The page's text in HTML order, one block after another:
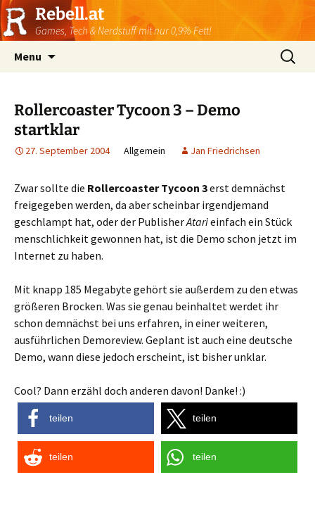
Rebell.at
Games, Tech & Nerdstuff mit nur 0,9% Fett!
Menu
Suchen
nach:
Rollercoaster Tycoon 3 – Demo
startklar
27. September 2004 Allgemein Jan Friedrichsen
Zwar sollte die Rollercoaster Tycoon 3erst demnächst
freigegeben werden, da aber scheinbar irgendjemand
geschlampt hat, oder der PublisherAtarieinfach ein Stück
menschlichkeit gewonnen hat, ist die Demo schon jetzt im
Internet zu haben.
Mit knapp 185 Megabyte gehört sie außerdem zu den etwas
größeren Brocken. Was sie genau beinhaltet werdet ihr
schon demnächst bei uns erfahren, in einer weiteren,
ausführlichen Demoreview. Geplant ist auch eine deutsche
Demo, wann diese jedoch erscheint, ist bisher unklar.
Cool? Dann erzähl doch anderen davon! Danke! :)
teilen teilen
teilen teilen